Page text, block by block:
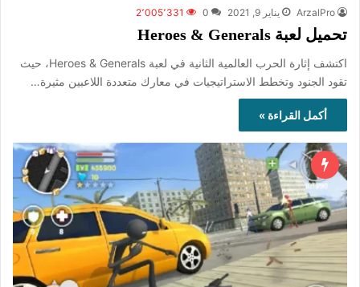
ArzalPro يناير 9, 2021 0 2٬005٬331
تحميل لعبة Heroes & Generals
اكتشف إثارة الحرب العالمية الثانية في لعبة Heroes & Generals، حيث
تقود الجنود وتخطط الاستراتيجيات في معارك متعددة اللاعبين مثيرة…
أكمل القراءة »